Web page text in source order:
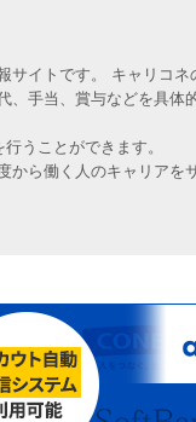
イトです。 キャリコネ
手当、賞与などを具体
うことができます。
ら働く人のキャリアを